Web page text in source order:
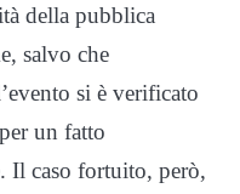
della pubblica
salvo che
si è verificato
un fatto
Il caso fortuito, però,